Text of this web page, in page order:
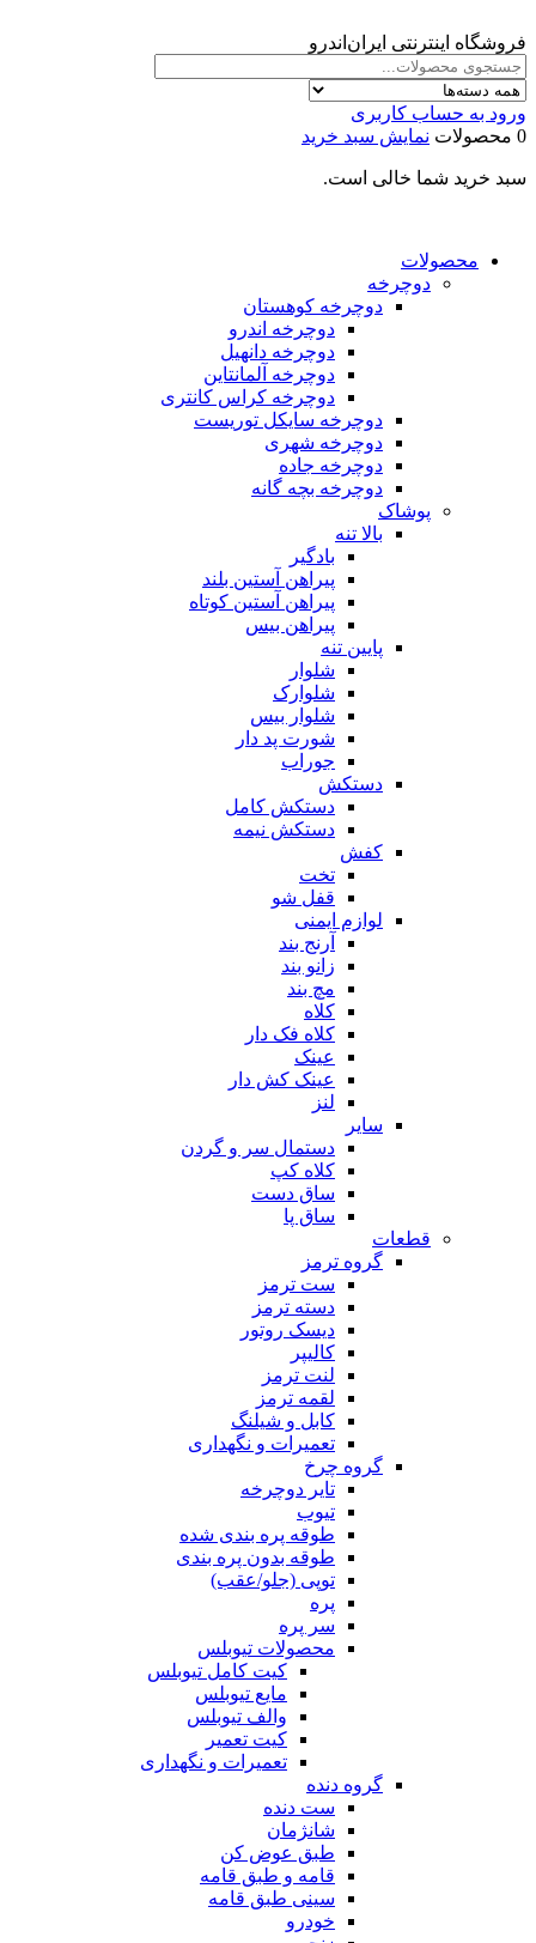
فروشگاه اینترنتی ایران‌اندرو
ورود به حساب کاربری
0 محصولات
نمایش سبد خرید
سبد خرید شما خالی است.
محصولات
دوچرخه
دوچرخه کوهستان
دوچرخه اندرو
دوچرخه دانهیل
دوچرخه آلمانتاین
دوچرخه کراس کانتری
دوچرخه سایکل توریست
دوچرخه شهری
دوچرخه جاده
دوچرخه بچه گانه
پوشاک
بالا تنه
بادگیر
پیراهن آستین بلند
پیراهن آستین کوتاه
پیراهن بیس
پایین تنه
شلوار
شلوارک
شلوار بیس
شورت پد دار
جوراب
دستکش
دستکش کامل
دستکش نیمه
کفش
تخت
قفل شو
لوازم ایمنی
آرنج بند
زانو بند
مچ بند
کلاه
کلاه فک دار
عینک
عینک کش دار
لنز
سایر
دستمال سر و گردن
کلاه کپ
ساق دست
ساق پا
قطعات
گروه ترمز
ست ترمز
دسته ترمز
دیسک روتور
کالیپر
لنت ترمز
لقمه ترمز
کابل و شیلنگ
تعمیرات و نگهداری
گروه چرخ
تایر دوچرخه
تیوب
طوقه پره بندی شده
طوقه بدون پره بندی
توپی (جلو/عقب)
پره
سر پره
محصولات تیوبلس
کیت کامل تیوبلس
مایع تیوبلس
والف تیوبلس
کیت تعمیر
تعمیرات و نگهداری
گروه دنده
ست دنده
شانژمان
طبق عوض کن
قامه و طبق قامه
سینی طبق قامه
خودرو